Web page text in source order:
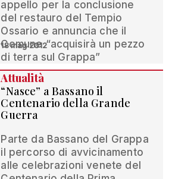
appello per la conclusione
del restauro del Tempio
Ossario e annuncia che il
Comune “acquisirà un pezzo
di terra sul Grappa”
18 mag 2012
Attualità
“Nasce” a Bassano il
Centenario della Grande
Guerra
Parte da Bassano del Grappa
il percorso di avvicinamento
alle celebrazioni venete del